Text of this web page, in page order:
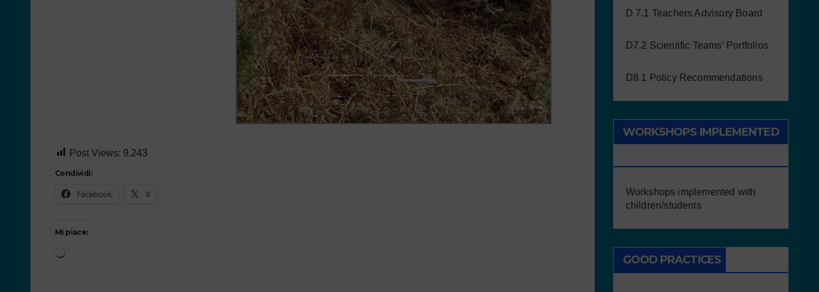
Post Views: 9.243
Condividi:
Facebook X
Mi piace:
D 7.1 Teachers Advisory Board
D7.2 Scientific Teams’ Portfolios
D8.1 Policy Recommendations
WORKSHOPS IMPLEMENTED
Workshops implemented with
children/students
GOOD PRACTICES